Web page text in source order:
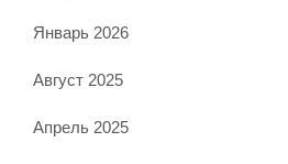
Январь 2026
Август 2025
Апрель 2025